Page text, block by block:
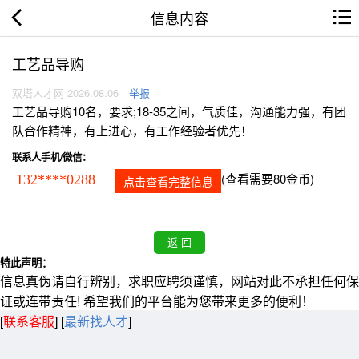
信息内容
工艺品导购
双塔人才网 2026.08.06 举报
工艺品导购10名，要求;18-35之间，气质佳，沟通能力强，有团
队合作精神，有上进心，有工作经验者优先！
联系人手机/微信：
132****0288 点击查看完整信息 (查看需要80金币)
特此声明：
信息真伪请自行辨别，求职应聘须谨慎，网站对此不承担任何保
证或连带责任! 希望我们的平台能为您带来更多的便利！
[联系客服] [最新找人才]